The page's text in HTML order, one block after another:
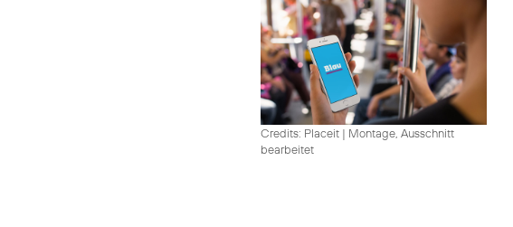
Credits: Placeit | Montage, Ausschnitt
bearbeitet